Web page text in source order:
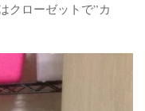
クローゼットで”カ